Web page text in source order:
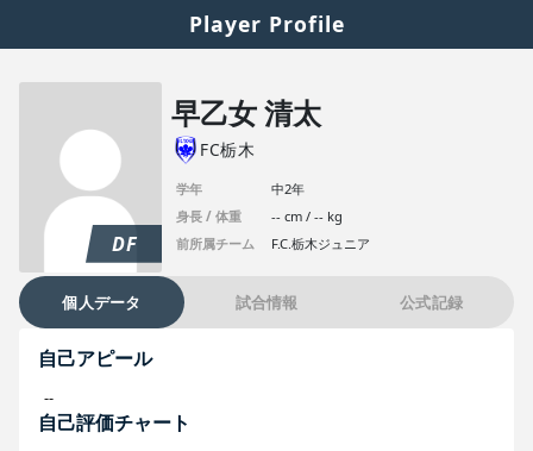
Player Profile
DF
早乙女 清太
FC栃木
学年
中2年
身長 / 体重
-- cm / -- kg
前所属チーム
F.C.栃木ジュニア
個人データ 試合情報 公式記録
自己アピール
--
自己評価チャート